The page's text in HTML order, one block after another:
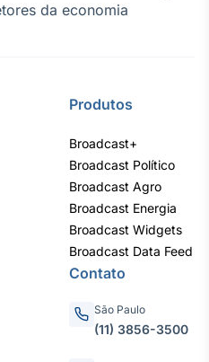
da economia
Produtos
Broadcast+
Broadcast Político
Broadcast Agro
Broadcast Energia
Broadcast Widgets
Broadcast Data Feed
Contato
São Paulo
(11) 3856-3500